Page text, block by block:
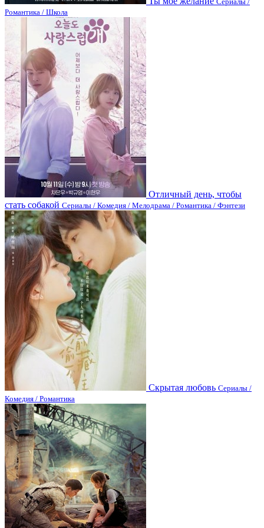
Романтика / Школа
Отличный день, чтобы
стать собакой Сериалы / Комедия / Мелодрама / Романтика / Фэнтези
Скрытая любовь Сериалы /
Комедия / Романтика